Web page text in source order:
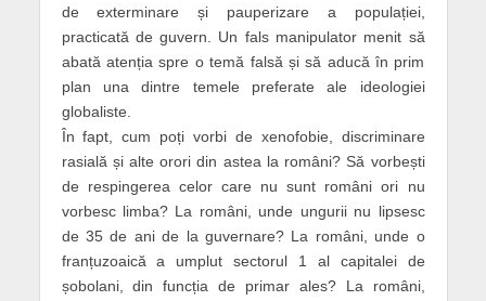
de exterminare și pauperizare a populației,
practicată de guvern. Un fals manipulator menit să
abată atenția spre o temă falsă și să aducă în prim
plan una dintre temele preferate ale ideologiei
globaliste.
În fapt, cum poți vorbi de xenofobie, discriminare
rasială și alte orori din astea la români? Să vorbești
de respingerea celor care nu sunt români ori nu
vorbesc limba? La români, unde ungurii nu lipsesc
de 35 de ani de la guvernare? La români, unde o
franțuzoaică a umplut sectorul 1 al capitalei de
șobolani, din funcția de primar ales? La români,